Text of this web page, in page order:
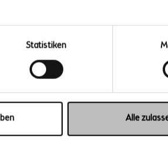
Statistiken
Alle
unterwegs und zwischendurch.
Radtour, langer Bahnfahrt,
kleine, leichtscharfe Pause.